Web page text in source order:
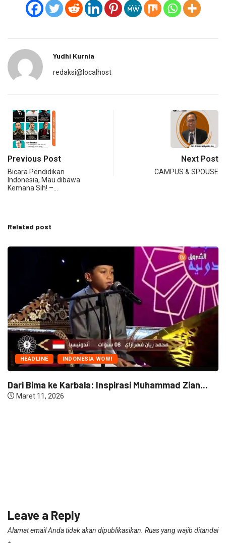
Yudhi Kurnia
redaksi@localhost
Previous Post
Bicara Pendidikan
Indonesia, Mau dibawa
Kemana Sih! –…
Next Post
CAMPUS & SPOUSE
Related post
Muhammad Zian...
Leave a Reply
Alamat email Anda tidak akan dipublikasikan. Ruas yang wajib ditandai